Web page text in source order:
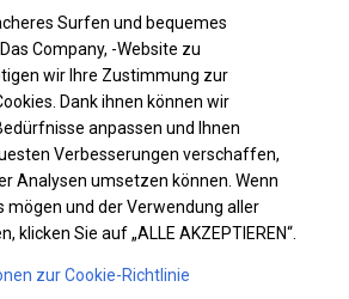
Einzelheiten ansehen
Surfen und bequemes
Company, -Website zu
wir Ihre Zustimmung zur
Dank ihnen können wir
anpassen und Ihnen
Verbesserungen verschaffen,
Analysen umsetzen können. Wenn
mögen und der Verwendung aller
klicken Sie auf „ALLE AKZEPTIEREN“.
zur Cookie-Richtlinie